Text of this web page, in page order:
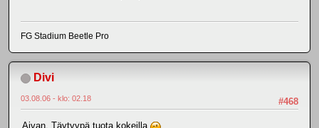
FG Stadium Beetle Pro
Divi
#468
03.08.06 - klo: 02.18
Aivan. Täytyypä tuota kokeilla